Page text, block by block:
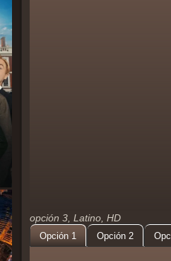
opción 3, Latino, HD
Opción 1 Opción 2